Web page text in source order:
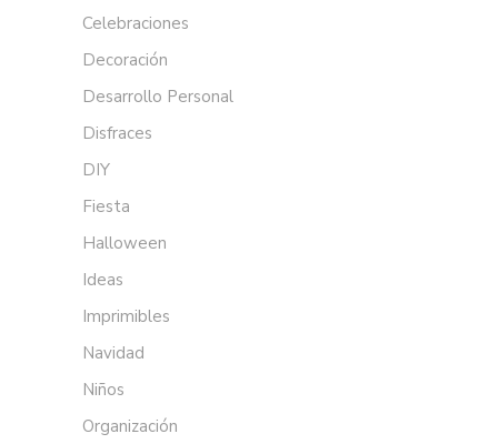
Celebraciones
Decoración
Desarrollo Personal
Disfraces
DIY
Fiesta
Halloween
Ideas
Imprimibles
Navidad
Niños
Organización